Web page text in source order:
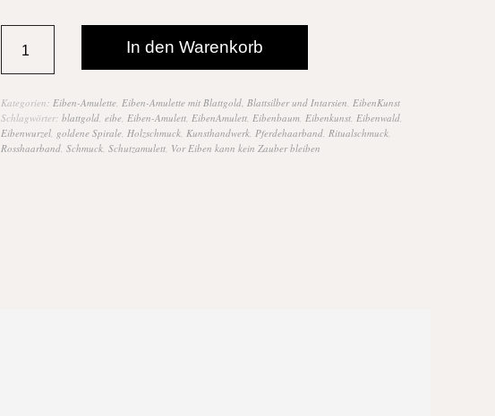
In den Warenkorb
Kategorien: Eiben-Amulette, Eiben-Amulette mit Blattgold, Blattsilber und Intarsien, EibenKunst
Schlagwörter: blattgold, eibe, Eiben-Amulett, EibenAmulett, Eibenbaum, Eibenkunst, Eibenwald,
Eibenwurzel, goldene Spirale, Holzschmuck, Kunsthandwerk, Pferdehaarband, Ritualschmuck,
Rosshaarband, Schmuck, Schutzamulett, Vor Eiben kann kein Zauber bleiben